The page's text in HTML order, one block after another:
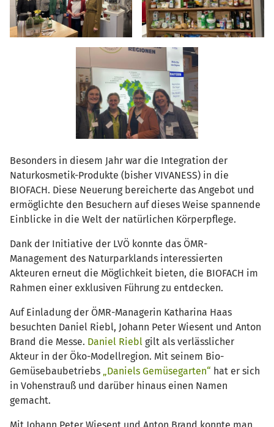
Besonders in diesem Jahr war die Integration der
Naturkosmetik-Produkte (bisher VIVANESS) in die
BIOFACH. Diese Neuerung bereicherte das Angebot und
ermöglichte den Besuchern auf dieses Weise spannende
Einblicke in die Welt der natürlichen Körperpflege.
Dank der Initiative der LVÖ konnte das ÖMR-
Management des Naturparklands interessierten
Akteuren erneut die Möglichkeit bieten, die BIOFACH im
Rahmen einer exklusiven Führung zu entdecken.
Auf Einladung der ÖMR-Managerin Katharina Haas
besuchten Daniel Riebl, Johann Peter Wiesent und Anton
Brand die Messe. Daniel Riebl gilt als verlässlicher
Akteur in der Öko-Modellregion. Mit seinem Bio-
Gemüsebaubetriebs „Daniels Gemüsegarten“ hat er sich
in Vohenstrauß und darüber hinaus einen Namen
gemacht.